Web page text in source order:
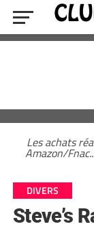
Les achats
Amazon/
DIVERS
Steve’s